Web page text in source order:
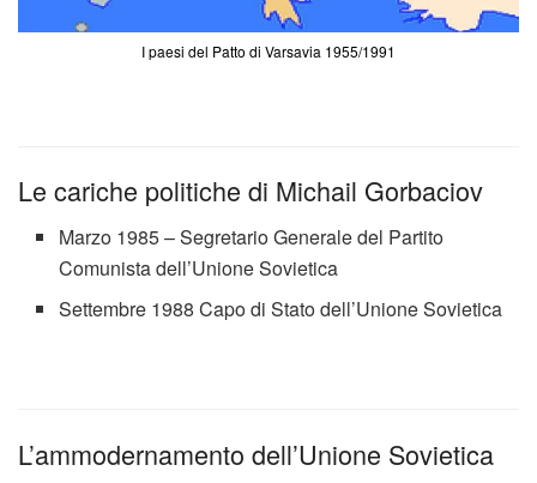
I paesi del Patto di Varsavia 1955/1991
Le cariche politiche di Michail Gorbaciov
Marzo 1985 – Segretario Generale del Partito
Comunista dell’Unione Sovietica
Settembre 1988 Capo di Stato dell’Unione Sovietica
L’ammodernamento dell’Unione Sovietica